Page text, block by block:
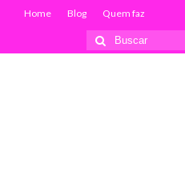
Home Blog Quem faz
Buscar
por: